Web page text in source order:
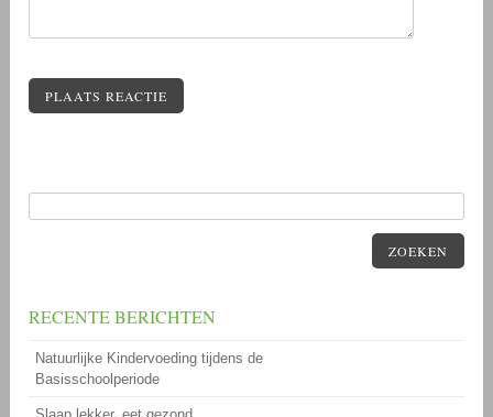
PLAATS REACTIE
ZOEKEN
RECENTE BERICHTEN
Natuurlijke Kindervoeding tijdens de
Basisschoolperiode